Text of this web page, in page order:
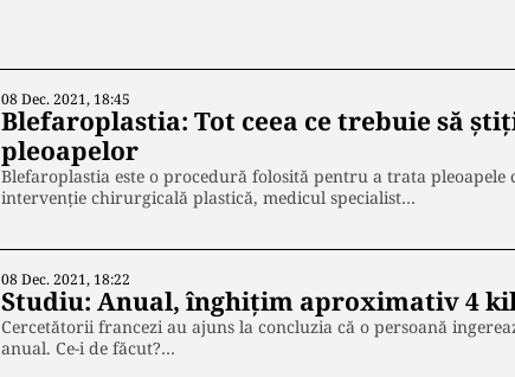
08 Dec. 2021, 18:45
Blefaroplastia: Tot ceea ce trebuie să
pleoapelor
Blefaroplastia este o procedură folosită pentru a trata
intervenție chirurgicală plastică, medicul specialist…
08 Dec. 2021, 18:22
Studiu: Anual, înghițim aproximativ 4
Cercetătorii francezi au ajuns la concluzia că o persoană
anual. Ce-i de făcut?…